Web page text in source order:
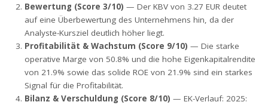
Bewertung (Score 3/10) — Der KBV von 3.27 EUR deutet
auf eine Überbewertung des Unternehmens hin, da der
Analyste-Kursziel deutlich höher liegt.
Profitabilität & Wachstum (Score 9/10) — Die starke
operative Marge von 50.8% und die hohe Eigenkapitalrendite
von 21.9% sowie das solide ROE von 21.9% sind ein starkes
Signal für die Profitabilität.
Bilanz & Verschuldung (Score 8/10) — EK-Verlauf: 2025: